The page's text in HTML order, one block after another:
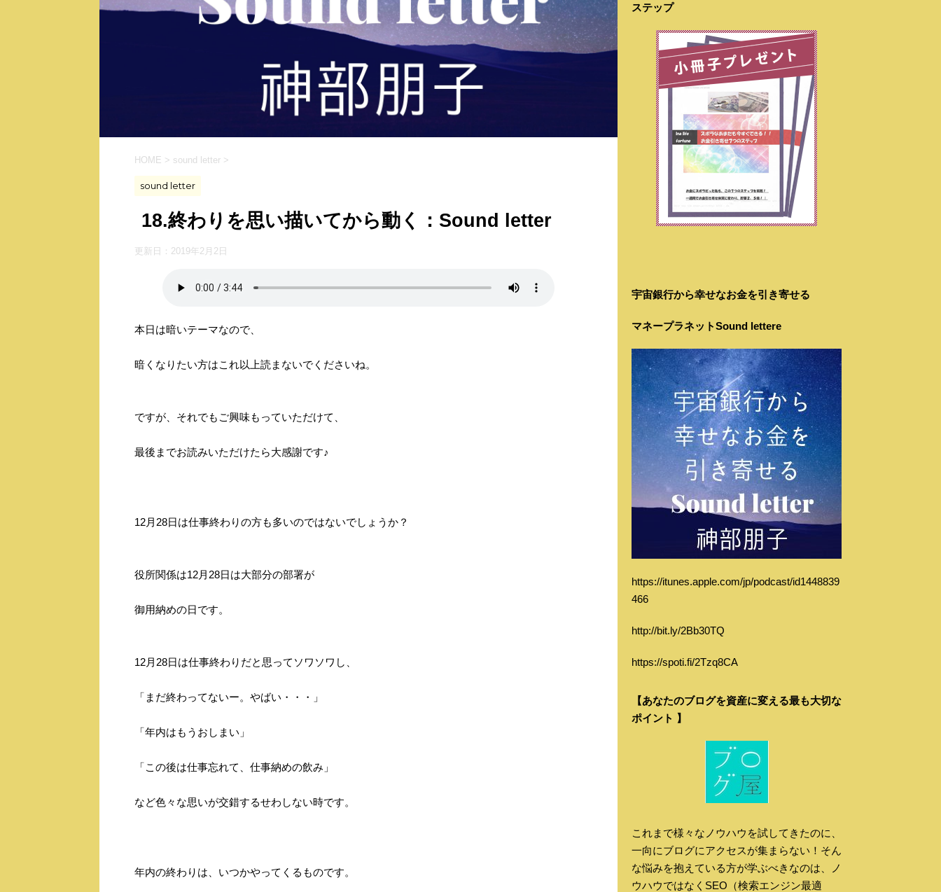
HOME > sound letter >
sound letter
18.終わりを思い描いてから動く：Sound letter
更新日： 2019年2月2日
本日は暗いテーマなので、
暗くなりたい方はこれ以上読まないでくださいね。
ですが、それでもご興味もっていただけて、
最後までお読みいただけたら大感謝です♪
12月28日は仕事終わりの方も多いのではないでしょうか？
役所関係は12月28日は大部分の部署が
御用納めの日です。
12月28日は仕事終わりだと思ってソワソワし、
「まだ終わってないー。やばい・・・」
「年内はもうおしまい」
「この後は仕事忘れて、仕事納めの飲み」
など色々な思いが交錯するせわしない時です。
年内の終わりは、いつかやってくるものです。
ステップ
宇宙銀行から幸せなお金を引き寄せる
マネープラネットSound lettere
https://itunes.apple.com/jp/podcast/id1448839
466
http://bit.ly/2Bb30TQ
https://spoti.fi/2Tzq8CA
【あなたのブログを資産に変える最も大切な
ポイント 】
これまで様々なノウハウを試してきたのに、
一向にブログにアクセスが集まらない！そん
な悩みを抱えている方が学ぶべきなのは、ノ
ウハウではなくSEO（検索エンジン最適